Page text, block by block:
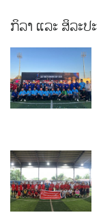
ກິລາ ແລະ ສິລະປະ